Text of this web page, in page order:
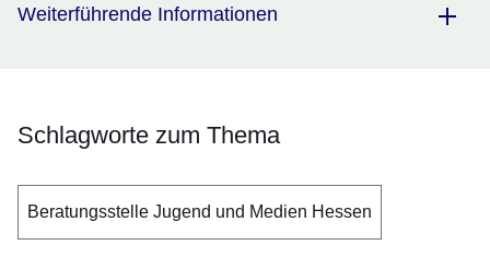
Weiterführende Informationen
Schlagworte zum Thema
Beratungsstelle Jugend und Medien Hessen